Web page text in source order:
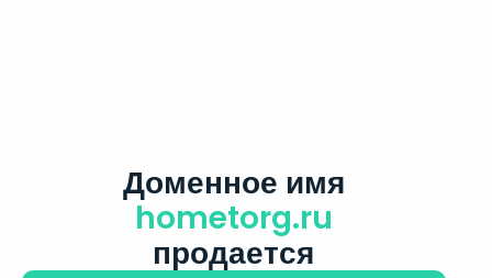
Доменное имя
hometorg.ru
продается